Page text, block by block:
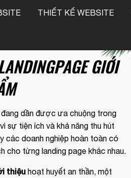
THIẾT KẾ WEBSITE
GIỚI
dần được ưa chuộng trong
sự tiện ích và khả năng thu hút
các doanh nghiệp hoàn toàn có
cho từng landing page khác nhau.
thiệu hoạt huyết an thần, một